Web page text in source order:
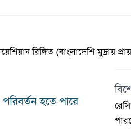
রিঙ্গিত (বাংলাদেশি মুদ্রায়
পরিবর্তন হতে পারে